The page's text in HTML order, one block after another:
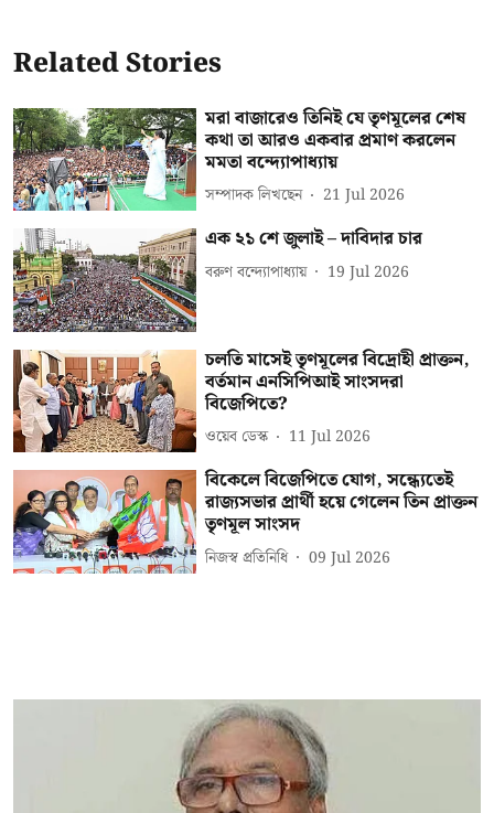
Related Stories
মরা বাজারেও তিনিই যে তৃণমূলের শেষ
কথা তা আরও একবার প্রমাণ করলেন
মমতা বন্দ্যোপাধ্যায়
সম্পাদক লিখছেন 21 Jul 2026
এক ২১ শে জুলাই – দাবিদার চার
বরুণ বন্দ্যোপাধ্যায় 19 Jul 2026
চলতি মাসেই তৃণমূলের বিদ্রোহী প্রাক্তন,
বর্তমান এনসিপিআই সাংসদরা
বিজেপিতে?
ওয়েব ডেস্ক 11 Jul 2026
বিকেলে বিজেপিতে যোগ, সন্ধ্যেতেই
রাজ্যসভার প্রার্থী হয়ে গেলেন তিন প্রাক্তন
তৃণমূল সাংসদ
নিজস্ব প্রতিনিধি 09 Jul 2026